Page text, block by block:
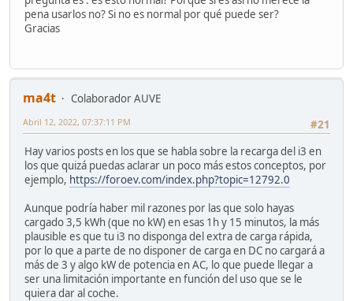
pena usarlos no? Si no es normal por qué puede ser?
Gracias
ma4t
Colaborador AUVE
#21
Abril 12, 2022, 07:37:11 PM
Hay varios posts en los que se habla sobre la recarga del i3 en
los que quizá puedas aclarar un poco más estos conceptos, por
ejemplo, https://foroev.com/index.php?topic=12792.0
Aunque podría haber mil razones por las que solo hayas
cargado 3,5 kWh (que no kW) en esas 1h y 15 minutos, la más
plausible es que tu i3 no disponga del extra de carga rápida,
por lo que a parte de no disponer de carga en DC no cargará a
más de 3 y algo kW de potencia en AC, lo que puede llegar a
ser una limitación importante en función del uso que se le
quiera dar al coche.